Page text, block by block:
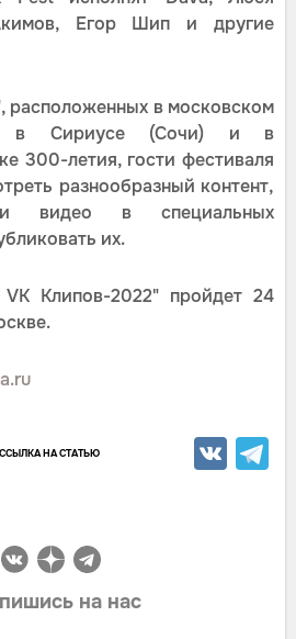
Егор Шип и другие
расположенных в московском
в Сириусе (Сочи) и в
300-летия, гости фестиваля
разнообразный контент,
видео в специальных
их.
Клипов-2022" пройдет 24
ССЫЛКА НА СТАТЬЮ
на нас